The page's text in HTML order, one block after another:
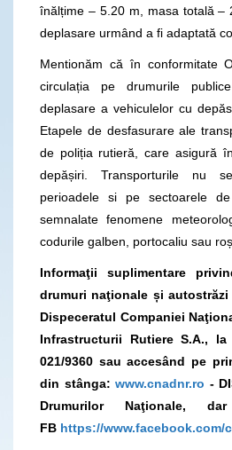
înălțime – 5.20 m, masa totală –
deplasare urmând a fi adaptată
Mentionăm că în conformitate
circulația pe drumurile
deplasare a vehiculelor cu
Etapele de desfasurare ale
de poliția rutieră, care asigură
depășiri. Transporturile nu
perioadele si pe sectoarele
semnalate fenomene
codurile galben, portocaliu sau
Informaţii suplimentare
drumuri naţionale și
Dispeceratul Companiei
Infrastructurii Rutiere S.A.,
021/9360 sau accesând pe
din stânga: www.cnadnr.ro -
Drumurilor Naţionale,
FB https://www.facebook.com/